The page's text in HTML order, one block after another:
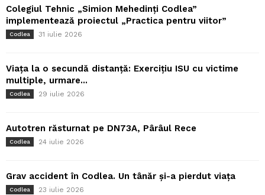
Colegiul Tehnic „Simion Mehedinți Codlea”
implementează proiectul „Practica pentru viitor”
Codlea 31 iulie 2026
Viața la o secundă distanță: Exercițiu ISU cu victime
multiple, urmare...
Codlea 29 iulie 2026
Autotren răsturnat pe DN73A, Pârâul Rece
Codlea 24 iulie 2026
Grav accident în Codlea. Un tânăr și-a pierdut viața
Codlea 23 iulie 2026